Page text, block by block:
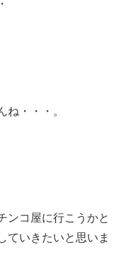
ね・・・。
ンコ屋に行こうかと
ていきたいと思いま